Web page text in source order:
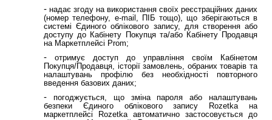
надає згоду на використання своїх реєстраційних даних
(номер телефону, e-mail, ПІБ тощо), що зберігаються в
системі Єдиного облікового запису, для створення або
доступу до Кабінету Покупця та/або Кабінету Продавця
на Маркетплейсі Prom;
отримує доступ до управління своїм Кабінетом
Покупця/Продавця, історії замовлень, обраних товарів та
налаштувань профілю без необхідності повторного
введення базових даних;
погоджується, що зміна пароля або налаштувань
безпеки Єдиного облікового запису Rozetka на
маркетплейсі Rozetka автоматично застосовується до